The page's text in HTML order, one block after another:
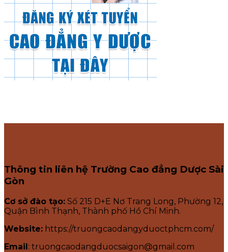
Thông tin liên hệ Trường Cao đẳng Dược Sài
Gòn
Cơ sở đào tạo: Số 215 D+E Nơ Trang Long, Phường 12,
Quận Bình Thạnh, Thành phố Hồ Chí Minh.
Website: https://truongcaodangyduoctphcm.com/
Email: truongcaodangduocsaigon@gmail.com